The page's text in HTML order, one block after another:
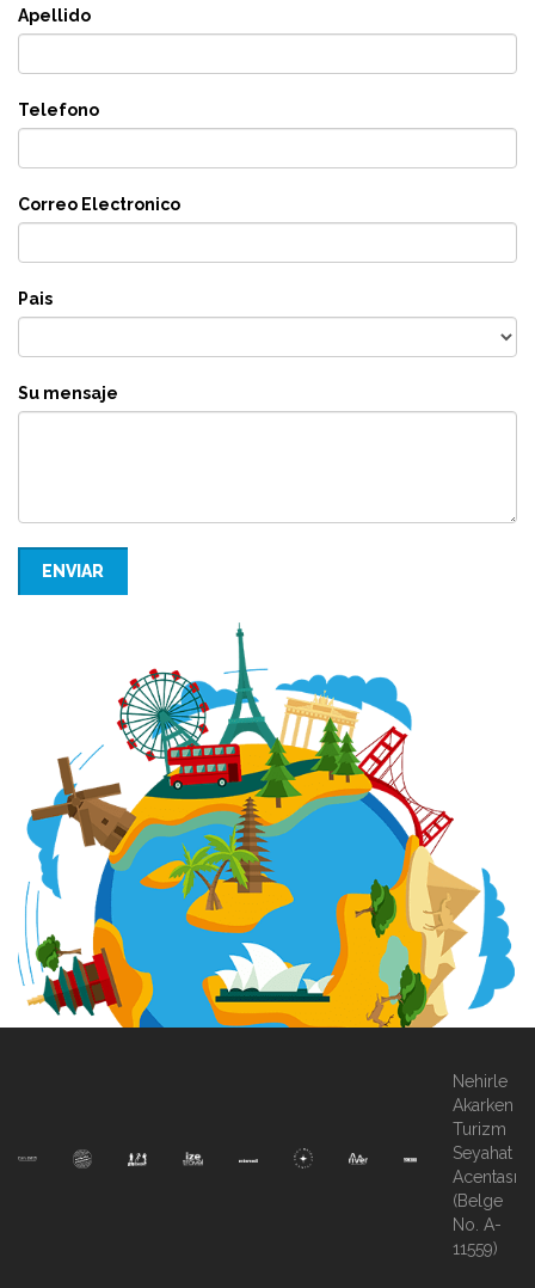
Apellido
Telefono
Correo Electronico
Pais
Su mensaje
ENVIAR
Nehirle
Akarken
Turizm
Seyahat
Acentası
(Belge
No. A-
11559)